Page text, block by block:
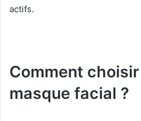
actifs.
Comment
masque facial ?